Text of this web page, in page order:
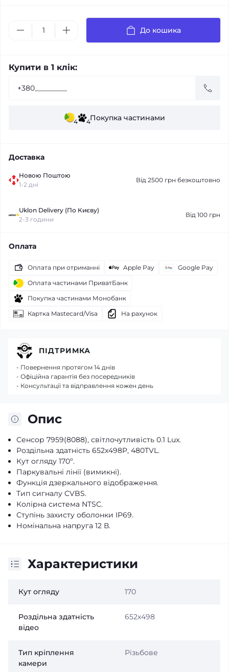
До кошика
Купити в 1 клік:
4 4Покупка частинами
Доставка
Новою Поштою
1-2 дні
Від 2500 грн безкоштовно
Uklon Delivery (По Києву)
2-3 години
Від 100 грн
Оплата
Оплата при отриманні Apple Pay
Google Pay
Оплата частинами ПриватБанк
Покупка частинами Монобанк
Картка Mastecard/Visa
На рахунок
Опис
Сенсор 7959(8088), світлочутливість 0.1 Lux.
Роздільна здатність 652x498P, 480TVL.
Кут огляду 170º.
Паркувальні лінії (вимикні).
Функція дзеркального відображення.
Тип сигналу CVBS.
Колірна система NTSC.
Ступінь захисту оболонки IP69.
Номінальна напруга 12 В.
Характеристики
Кут огляду 170
Роздільна здатність
відео
652х498
Тип кріплення
камери
Різьбове
ПІДТРИМКА
- Повернення протягом 14 днів
- Офіційна гарантія без посередників
- Консультації та відправлення кожен день